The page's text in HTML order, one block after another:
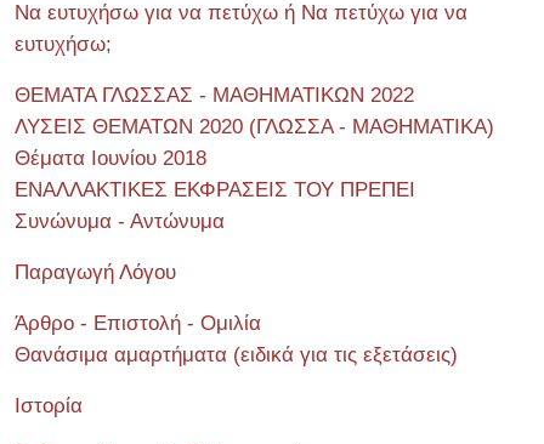
Να ευτυχήσω για να πετύχω ή Να πετύχω για να
ευτυχήσω;
ΘΕΜΑΤΑ ΓΛΩΣΣΑΣ - ΜΑΘΗΜΑΤΙΚΩΝ 2022
ΛΥΣΕΙΣ ΘΕΜΑΤΩΝ 2020 (ΓΛΩΣΣΑ - ΜΑΘΗΜΑΤΙΚΑ)
Θέματα Ιουνίου 2018
ΕΝΑΛΛΑΚΤΙΚΕΣ ΕΚΦΡΑΣΕΙΣ ΤΟΥ ΠΡΕΠΕΙ
Συνώνυμα - Αντώνυμα
Παραγωγή Λόγου
Άρθρο - Επιστολή - Ομιλία
Θανάσιμα αμαρτήματα (ειδικά για τις εξετάσεις)
Ιστορία